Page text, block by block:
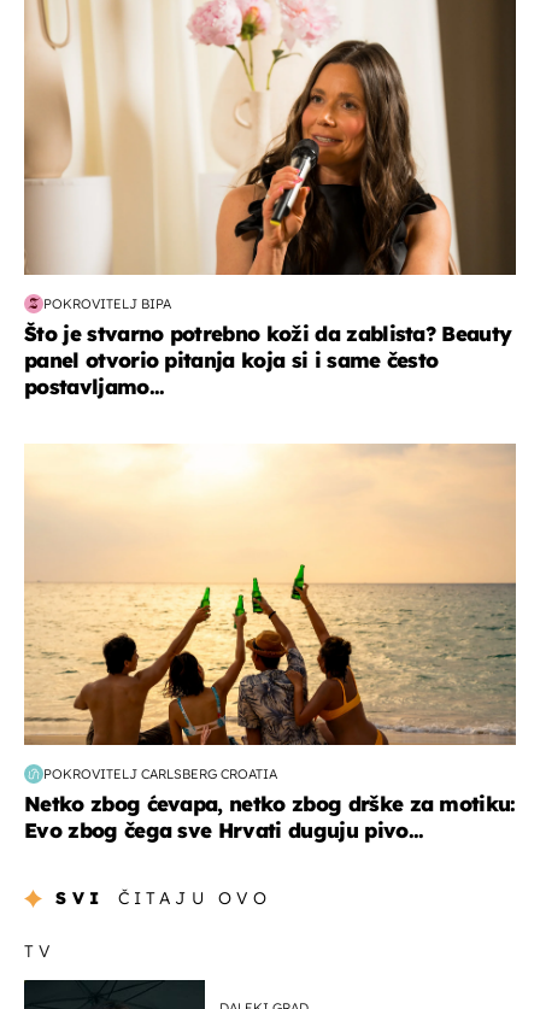
POKROVITELJ BIPA
Što je stvarno potrebno koži da zablista? Beauty
panel otvorio pitanja koja si i same često
postavljamo...
POKROVITELJ CARLSBERG CROATIA
Netko zbog ćevapa, netko zbog drške za motiku:
Evo zbog čega sve Hrvati duguju pivo...
SVI ČITAJU OVO
TV